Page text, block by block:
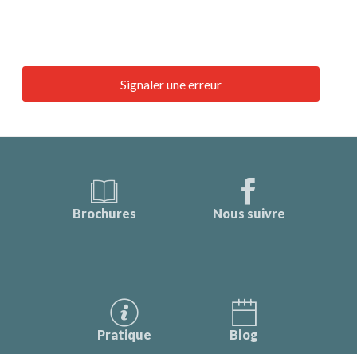
Signaler une erreur
Brochures Nous suivre
Pratique Blog